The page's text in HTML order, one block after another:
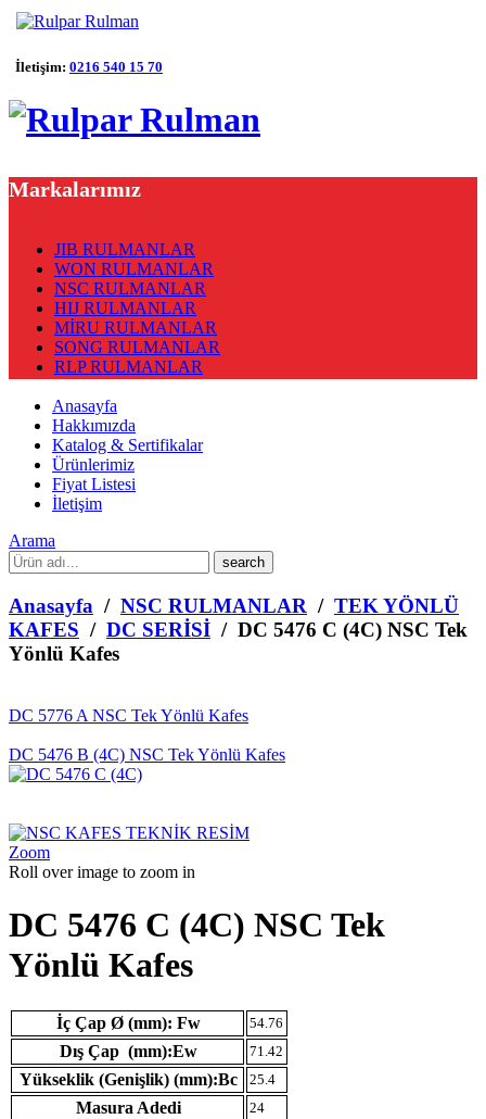
İletişim: 0216 540 15 70
Markalarımız
JIB RULMANLAR
WON RULMANLAR
NSC RULMANLAR
HIJ RULMANLAR
MİRU RULMANLAR
SONG RULMANLAR
RLP RULMANLAR
Anasayfa
Hakkımızda
Katalog & Sertifikalar
Ürünlerimiz
Fiyat Listesi
İletişim
Arama
What
are
you
looking
for?
Anasayfa / NSC RULMANLAR / TEK YÖNLÜ
KAFES / DC SERİSİ / DC 5476 C (4C) NSC Tek
Yönlü Kafes
DC 5776 A NSC Tek Yönlü Kafes
DC 5476 B (4C) NSC Tek Yönlü Kafes
Zoom
Roll over image to zoom in
DC 5476 C (4C) NSC Tek
Yönlü Kafes
İç Çap Ø (mm): Fw 54.76
Dış Çap (mm):Ew 71.42
Yükseklik (Genişlik) (mm):Bc 25.4
Masura Adedi 24